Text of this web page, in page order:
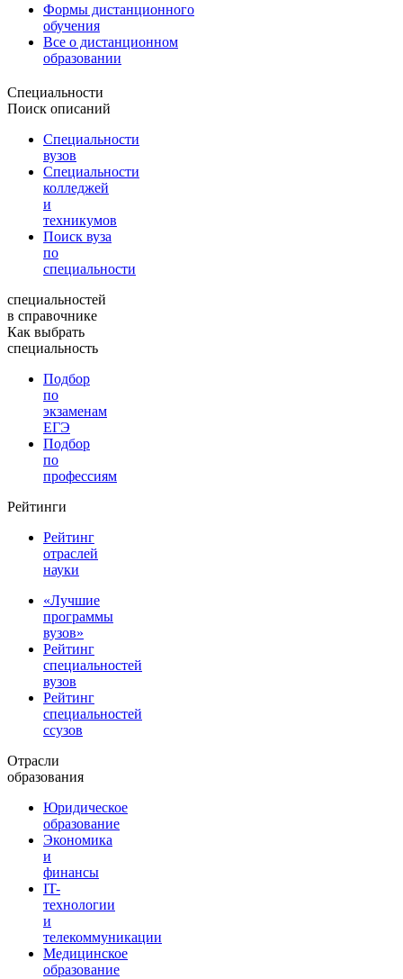
Формы дистанционного
обучения
Все о дистанционном
образовании
Специальности
Поиск описаний
Специальности
вузов
Специальности
колледжей
и
техникумов
Поиск вуза
по
специальности
специальностей
в справочнике
Как выбрать
специальность
Подбор
по
экзаменам
ЕГЭ
Подбор
по
профессиям
Рейтинги
Рейтинг
отраслей
науки
«Лучшие
программы
вузов»
Рейтинг
специальностей
вузов
Рейтинг
специальностей
ссузов
Отрасли
образования
Юридическое
образование
Экономика
и
финансы
IT-
технологии
и
телекоммуникации
Медицинское
образование